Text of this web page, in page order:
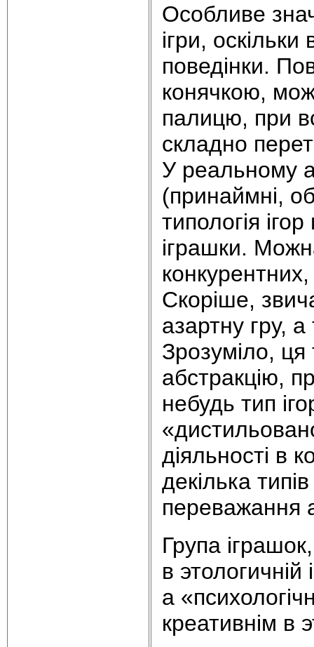
Особливе
ігри,
поведінки.
конячкою,
палицю, при
складно
У реальному
(принаймні,
типологія
іграшки.
Скоріше,
азартну гру,
Зрозуміло, ця
абстракцію,
небудь тип
діяльності в
декілька
переважання
Група
в этологичній
а
креативнім в